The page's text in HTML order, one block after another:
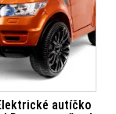
autíčko